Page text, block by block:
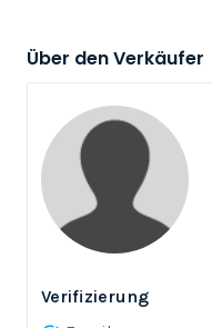
Über den Verkäufer
Verifizierung